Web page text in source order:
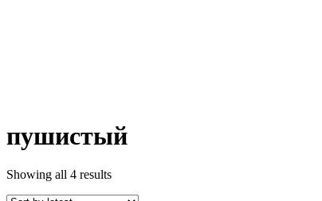
пушистый
Showing all 4 results